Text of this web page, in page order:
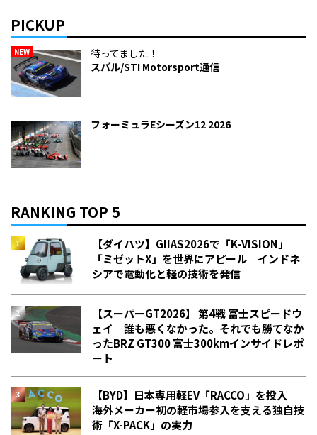
PICKUP
NEW
待ってました！
スバル/STI Motorsport通信
フォーミュラEシーズン12 2026
RANKING TOP 5
【ダイハツ】GIIAS2026で「K-VISION」
「ミゼットX」を世界にアピール インドネ
シアで電動化と軽の技術を発信
【スーパーGT2026】 第4戦 富士スピードウ
ェイ 誰も悪くなかった。それでも勝てなか
った――BRZ GT300 富士300kmインサイドレポ
ート
【BYD】日本専用軽EV「RACCO」を投入
海外メーカー初の軽市場参入を支える独自技
術「X-PACK」の実力